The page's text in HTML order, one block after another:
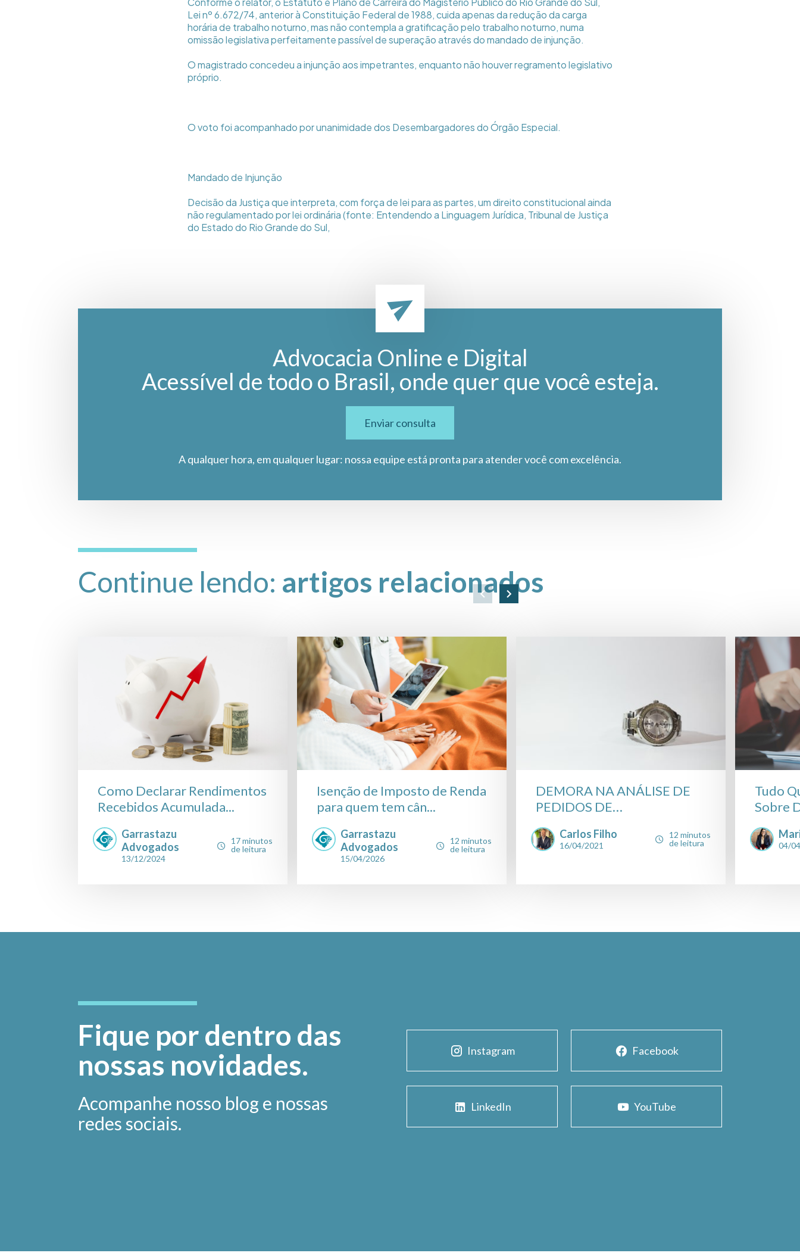
Lei nº 6.672/74, anterior à Constituição Federal de 1988, cuida apenas da redução da carga
horária de trabalho noturno, mas não contempla a gratificação pelo trabalho noturno, numa
omissão legislativa perfeitamente passível de superação através do mandado de injunção.
O magistrado concedeu a injunção aos impetrantes, enquanto não houver regramento legislativo
próprio.
O voto foi acompanhado por unanimidade dos Desembargadores do Órgão Especial.
Mandado de Injunção
Decisão da Justiça que interpreta, com força de lei para as partes, um direito constitucional ainda
não regulamentado por lei ordinária (fonte: Entendendo a Linguagem Jurídica, Tribunal de Justiça
do Estado do Rio Grande do Sul,
Advocacia Online e Digital
Acessível de todo o Brasil, onde quer que você esteja.
Enviar consulta
A qualquer hora, em qualquer lugar: nossa equipe está pronta para atender você com excelência.
Continue lendo: artigos relacionados
Como Declarar Rendimentos
Recebidos Acumulada...
Garrastazu
Advogados
13/12/2024
17 minutos
de leitura
Isenção de Imposto de Renda
para quem tem cân...
Garrastazu
Advogados
15/04/2026
12 minutos
de leitura
DEMORA NA ANÁLISE DE
PEDIDOS DE
Carlos Filho
16/04/2021
12 minutos
de leitura
Tudo
Sobre
04/
Fique por dentro das
nossas novidades.
Acompanhe nosso blog e nossas
redes sociais.
Instagram Facebook
LinkedIn YouTube